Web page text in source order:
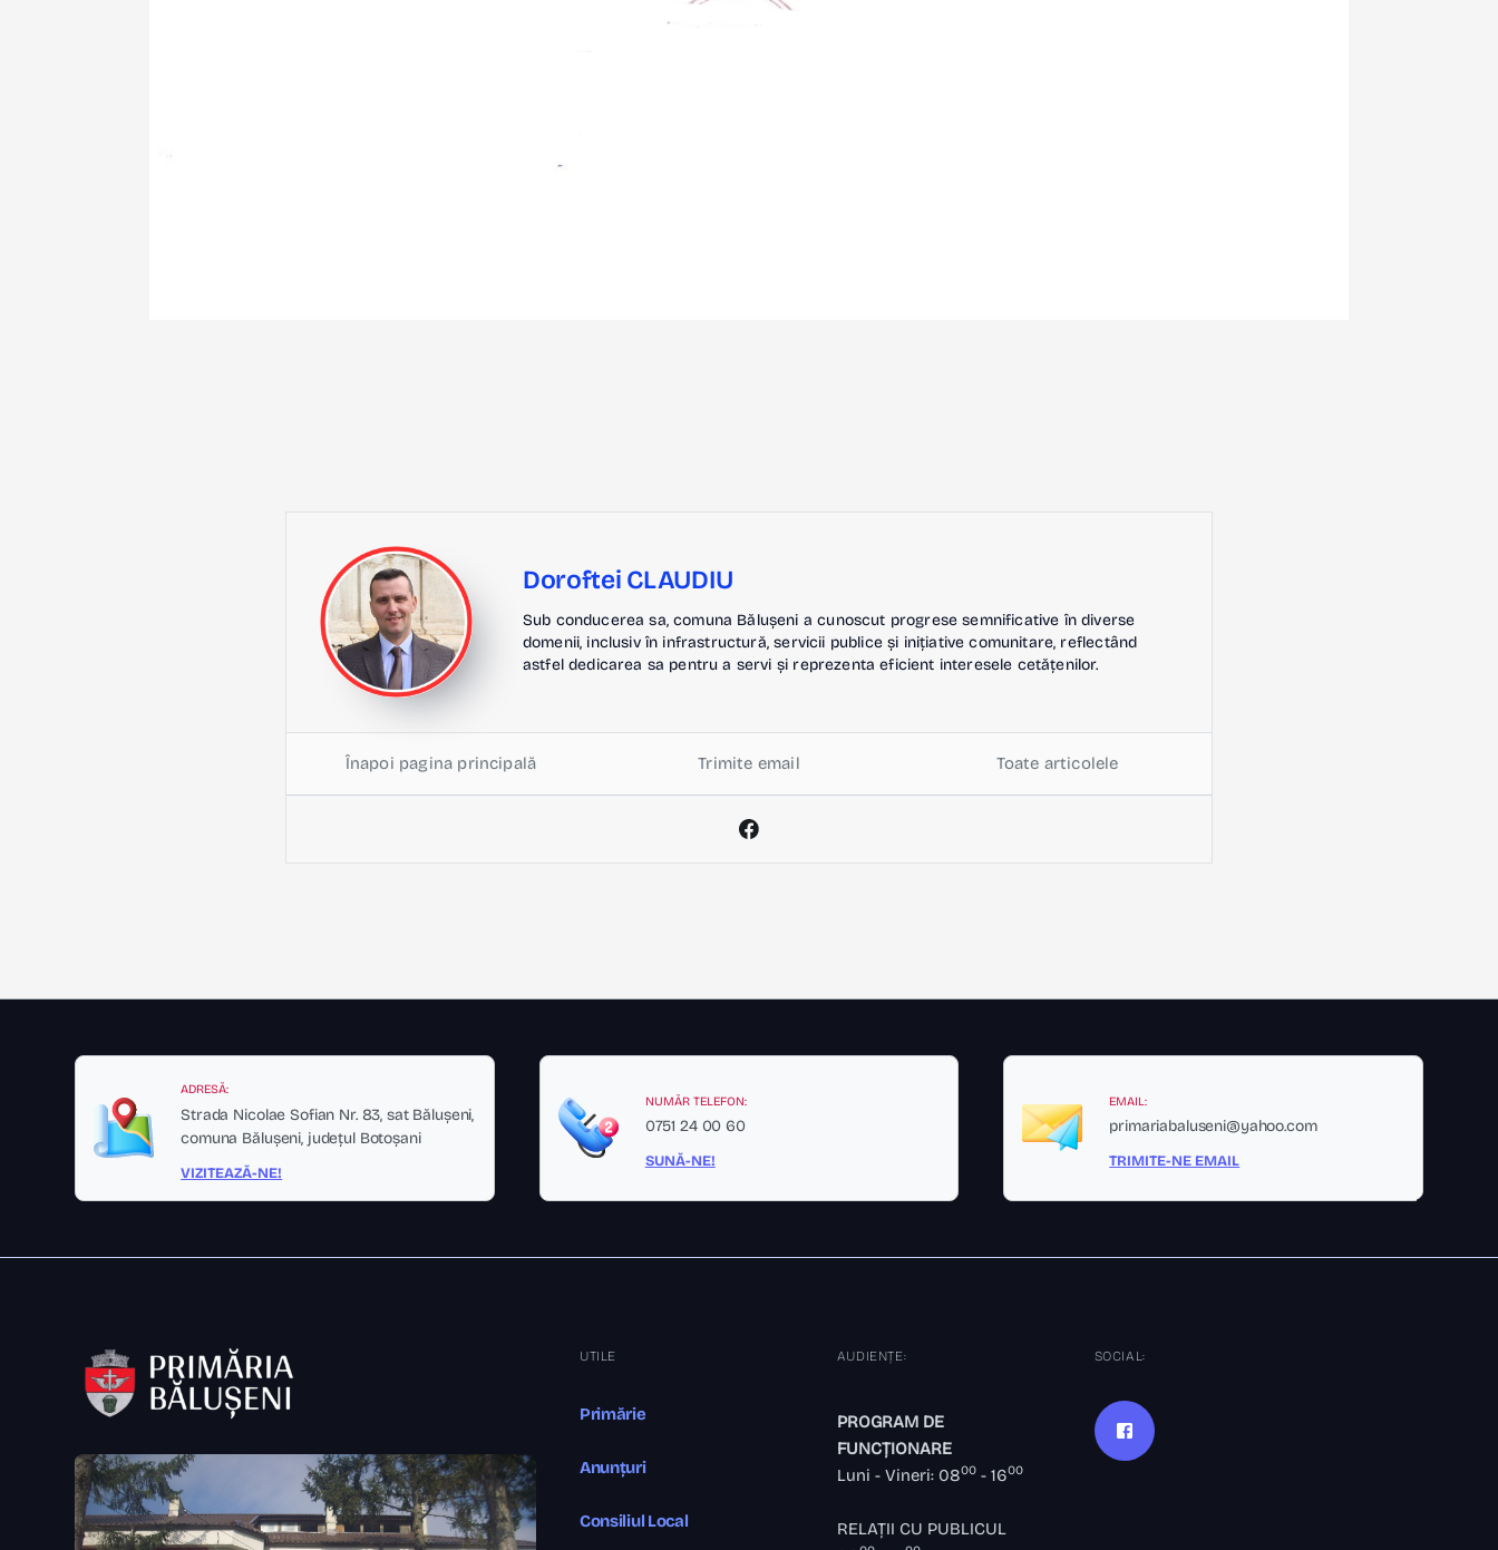
Doroftei CLAUDIU
Sub conducerea sa, comuna Bălușeni a cunoscut progrese semnificative în diverse
domenii, inclusiv în infrastructură, servicii publice și inițiative comunitare, reflectând
astfel dedicarea sa pentru a servi și reprezenta eficient interesele cetățenilor.
Înapoi pagina principală Trimite email Toate articolele
ADRESĂ:
Strada Nicolae Sofian Nr. 83, sat Bălușeni,
comuna Bălușeni, județul Botoșani
VIZITEAZĂ-NE!
NUMĂR TELEFON:
0751 24 00 60
SUNĂ-NE!
EMAIL:
primariabaluseni@yahoo.com
TRIMITE-NE EMAIL
UTILE
Primărie
Anunțuri
Consiliul Local
AUDIENȚE:
PROGRAM DE
FUNCȚIONARE
Luni - Vineri: 0800- 1600
RELAȚII CU PUBLICUL
SOCIAL: